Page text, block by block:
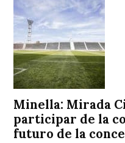
Minella: Mirada
participar de la
futuro de la